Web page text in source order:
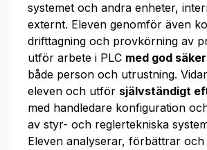
systemet och andra enheter,
externt. Eleven genomför även
drifttagning och provkörning av
utför arbete i PLC med god
både person och utrustning.
eleven och utför självständigt
med handledare konfiguration
av styr- och reglertekniska
Eleven analyserar, förbättrar